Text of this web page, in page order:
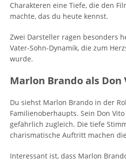
Charakteren eine Tiefe, die den
machte, das du heute kennst.
Zwei Darsteller ragen besonders
Vater-Sohn-Dynamik, die zum
wurde.
Marlon Brando als Don
Du siehst Marlon Brando in der
Familienoberhaupts. Sein Don
gefährlich zugleich. Die tiefe
charismatische Auftritt machen
Interessant ist, dass Marlon